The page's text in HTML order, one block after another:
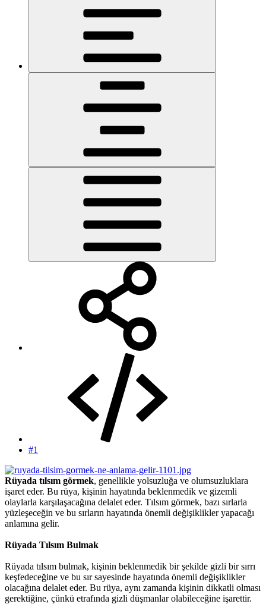
#1
Rüyada tılsım görmek, genellikle yolsuzluğa ve olumsuzluklara
işaret eder. Bu rüya, kişinin hayatında beklenmedik ve gizemli
olaylarla karşılaşacağına delalet eder. Tılsım görmek, bazı sırlarla
yüzleşeceğin ve bu sırların hayatında önemli değişiklikler yapacağı
anlamına gelir.
Rüyada Tılsım Bulmak
Rüyada tılsım bulmak, kişinin beklenmedik bir şekilde gizli bir sırrı
keşfedeceğine ve bu sır sayesinde hayatında önemli değişiklikler
olacağına delalet eder. Bu rüya, aynı zamanda kişinin dikkatli olması
gerektiğine, çünkü etrafında gizli düşmanlar olabileceğine işarettir.